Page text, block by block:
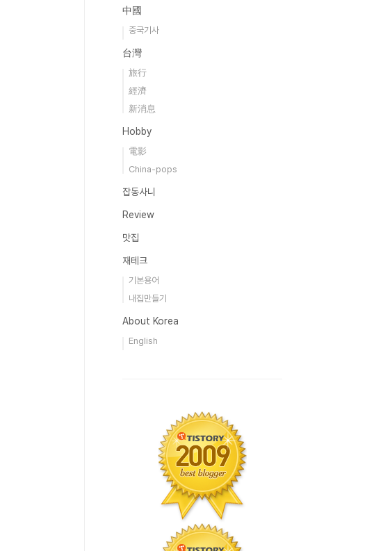
中國
중국기사
台灣
旅行
經濟
新消息
Hobby
電影
China-pops
잡동사니
Review
맛집
재테크
기본용어
내집만들기
About Korea
English